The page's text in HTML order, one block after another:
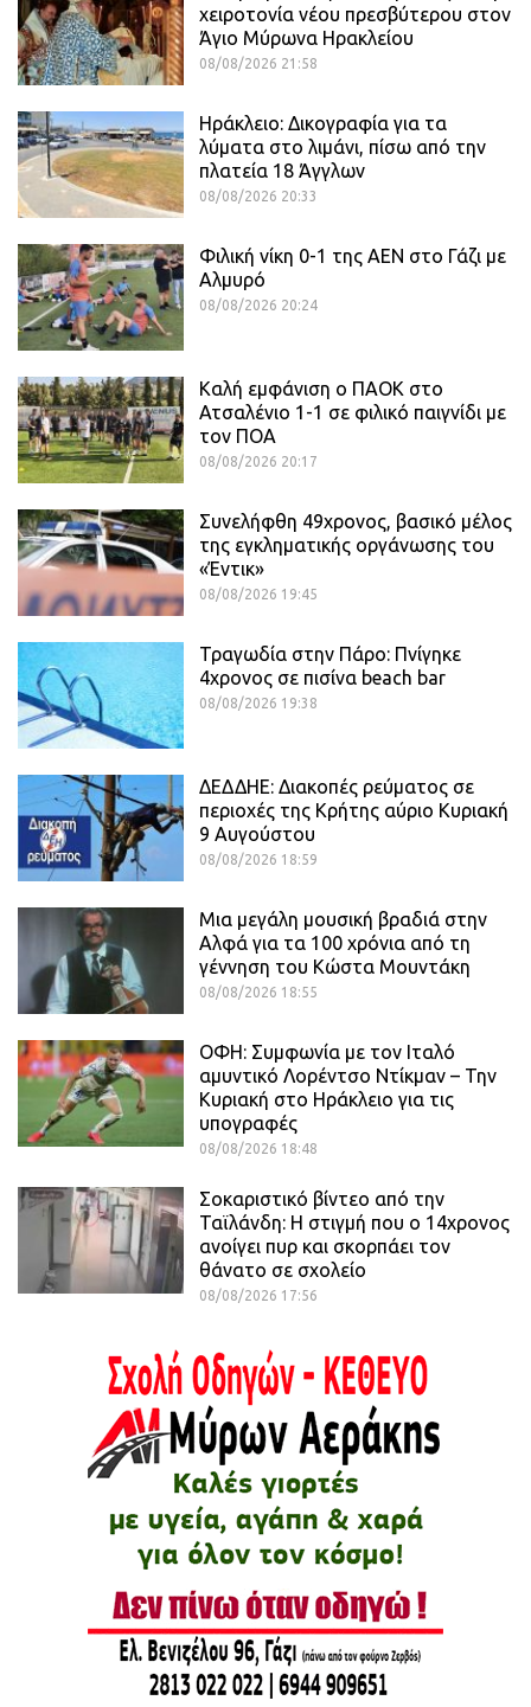
χειροτονία νέου πρεσβύτερου στον
Άγιο Μύρωνα Ηρακλείου
08/08/2026 21:58
Ηράκλειο: Δικογραφία για τα
λύματα στο λιμάνι, πίσω από την
πλατεία 18 Άγγλων
08/08/2026 20:33
Φιλική νίκη 0-1 της ΑΕΝ στο Γάζι με
Αλμυρό
08/08/2026 20:24
Καλή εμφάνιση ο ΠΑΟΚ στο
Ατσαλένιο 1-1 σε φιλικό παιγνίδι με
τον ΠΟΑ
08/08/2026 20:17
Συνελήφθη 49χρονος, βασικό μέλος
της εγκληματικής οργάνωσης του
«Έντικ»
08/08/2026 19:45
Τραγωδία στην Πάρο: Πνίγηκε
4χρονος σε πισίνα beach bar
08/08/2026 19:38
ΔΕΔΔΗΕ: Διακοπές ρεύματος σε
περιοχές της Κρήτης αύριο Κυριακή
9 Αυγούστου
08/08/2026 18:59
Μια μεγάλη μουσική βραδιά στην
Αλφά για τα 100 χρόνια από τη
γέννηση του Κώστα Μουντάκη
08/08/2026 18:55
ΟΦΗ: Συμφωνία με τον Ιταλό
αμυντικό Λορέντσο Ντίκμαν – Την
Κυριακή στο Ηράκλειο για τις
υπογραφές
08/08/2026 18:48
Σοκαριστικό βίντεο από την
Ταϊλάνδη: Η στιγμή που ο 14χρονος
ανοίγει πυρ και σκορπάει τον
θάνατο σε σχολείο
08/08/2026 17:56